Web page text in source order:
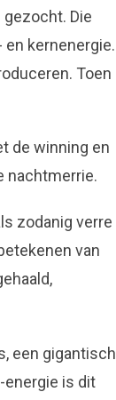
Die
en kernenergie.
Toen
de winning en
nachtmerrie.
zodanig verre
van
een gigantisch
energie is dit